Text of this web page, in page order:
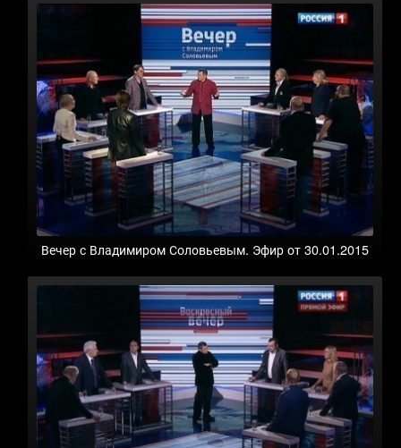
Вечер с Владимиром Соловьевым. Эфир от 30.01.2015